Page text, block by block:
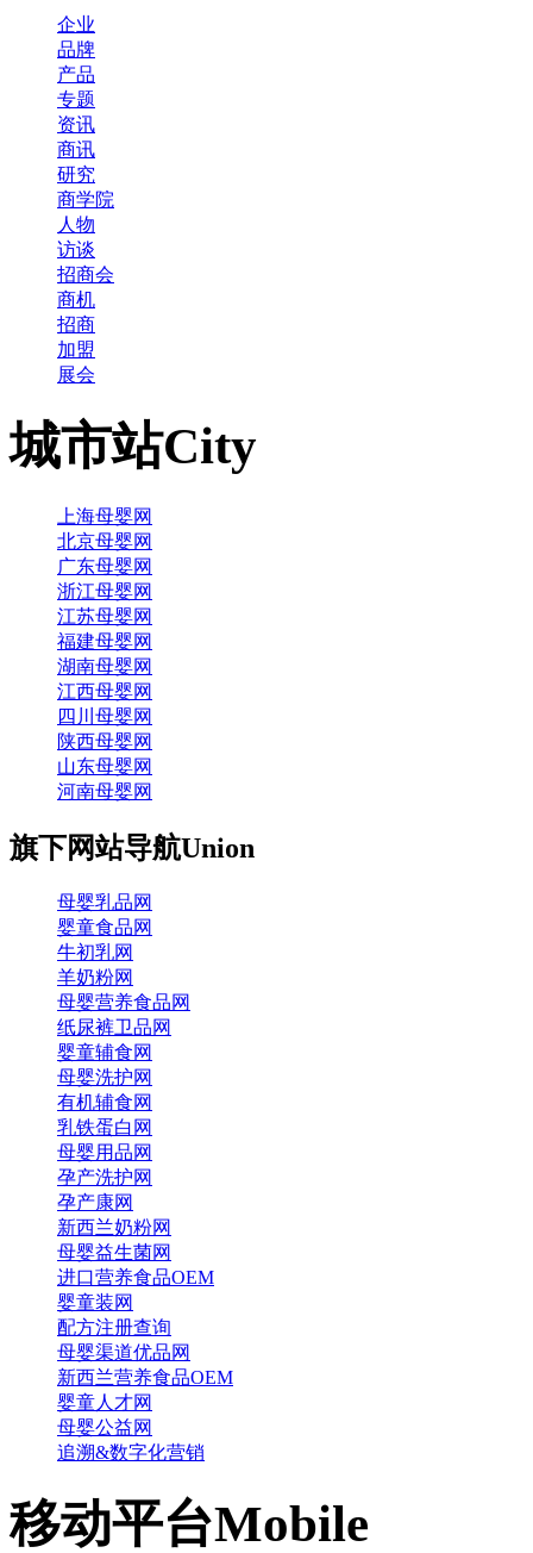
企业
品牌
产品
专题
资讯
商讯
研究
商学院
人物
访谈
招商会
商机
招商
加盟
展会
城市站City
上海母婴网
北京母婴网
广东母婴网
浙江母婴网
江苏母婴网
福建母婴网
湖南母婴网
江西母婴网
四川母婴网
陕西母婴网
山东母婴网
河南母婴网
旗下网站导航Union
母婴乳品网
婴童食品网
牛初乳网
羊奶粉网
母婴营养食品网
纸尿裤卫品网
婴童辅食网
母婴洗护网
有机辅食网
乳铁蛋白网
母婴用品网
孕产洗护网
孕产康网
新西兰奶粉网
母婴益生菌网
进口营养食品OEM
婴童装网
配方注册查询
母婴渠道优品网
新西兰营养食品OEM
婴童人才网
母婴公益网
追溯&数字化营销
移动平台Mobile